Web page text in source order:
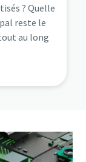
? Quelle
reste le
au long